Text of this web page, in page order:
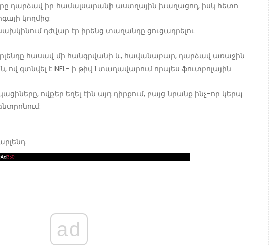
դարձավ իր համալսարանի աստղային խաղացող, իսկ հետո
կողմից:
դժվար էր իրենց տաղանդը ցուցադրելու
հասավ մի հանգրվանի և, հավանաբար, դարձավ առաջին
գտնվել է NFL- ի թիվ 1 տաղավարում որպես ֆուտբոլային
ովքեր եղել էին այդ դիրքում, բայց նրանք ինչ-որ կերպ
ad